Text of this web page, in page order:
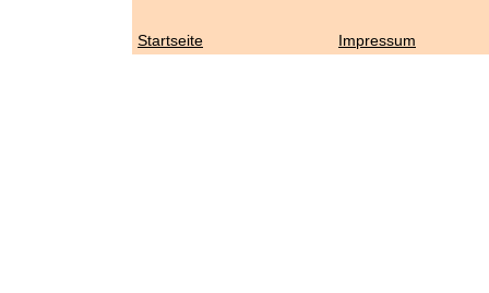
Startseite Impressum